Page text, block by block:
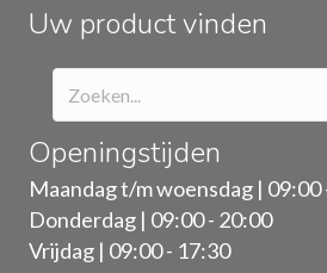
Uw product vinden
Openingstijden
Maandag t/m woensdag | 09:00
Donderdag | 09:00 - 20:00
Vrijdag | 09:00 - 17:30